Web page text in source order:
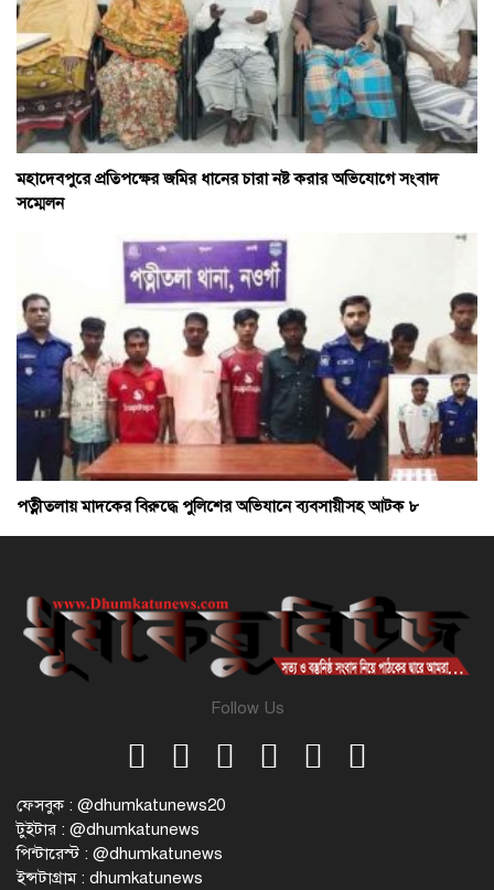
মহাদেবপুরে প্রতিপক্ষের জমির ধানের চারা নষ্ট করার অভিযোগে সংবাদ
সম্মেলন
পত্নীতলায় মাদকের বিরুদ্ধে পুলিশের অভিযানে ব্যবসায়ীসহ আটক ৮
Follow Us
ফেসবুক : @dhumkatunews20
টুইটার : @dhumkatunews
পিন্টারেস্ট : @dhumkatunews
ইন্সটাগ্রাম : dhumkatunews